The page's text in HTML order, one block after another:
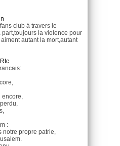
club á travers le
la violence pour
autant la mort,autant
encore,
:
notre propre patrie,